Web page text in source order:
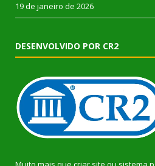
19 de janeiro de 2026
DESENVOLVIDO POR CR2